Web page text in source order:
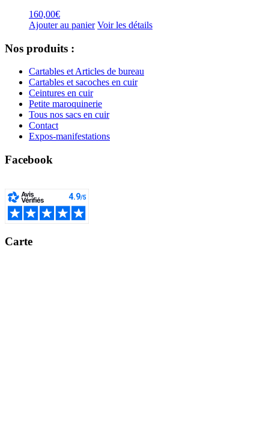
160,00€
Ajouter au panier Voir les détails
Nos produits :
Cartables et Articles de bureau
Cartables et sacoches en cuir
Ceintures en cuir
Petite maroquinerie
Tous nos sacs en cuir
Contact
Expos-manifestations
Facebook
Carte